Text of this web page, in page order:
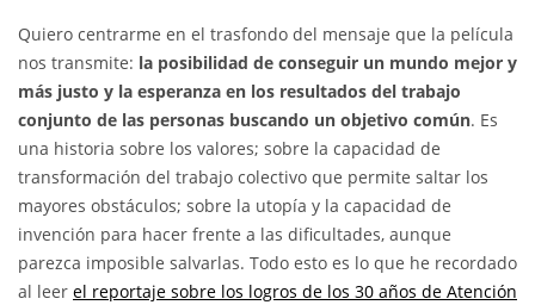
Quiero centrarme en el trasfondo del mensaje que la película
nos transmite: la posibilidad de conseguir un mundo mejor y
más justo y la esperanza en los resultados del trabajo
conjunto de las personas buscando un objetivo común. Es
una historia sobre los valores; sobre la capacidad de
transformación del trabajo colectivo que permite saltar los
mayores obstáculos; sobre la utopía y la capacidad de
invención para hacer frente a las dificultades, aunque
parezca imposible salvarlas. Todo esto es lo que he recordado
al leer el reportaje sobre los logros de los 30 años de Atención